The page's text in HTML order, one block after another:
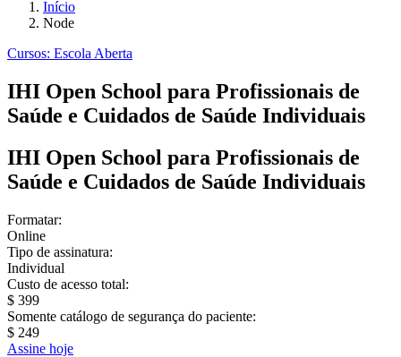
Início
Node
Cursos: Escola Aberta
IHI Open School para Profissionais de
Saúde e Cuidados de Saúde Individuais
IHI Open School para Profissionais de
Saúde e Cuidados de Saúde Individuais
Formatar:
Online
Tipo de assinatura:
Individual
Custo de acesso total:
$ 399
Somente catálogo de segurança do paciente:
$ 249
Assine hoje